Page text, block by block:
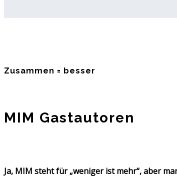
Zusammen = besser
MIM Gastautoren
Ja, MIM steht für „weniger ist mehr“, aber